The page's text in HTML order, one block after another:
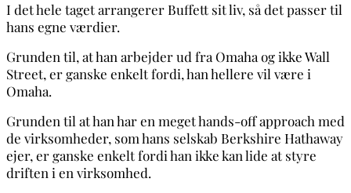
I det hele taget arrangerer Buffett sit liv, så det passer til
hans egne værdier.
Grunden til, at han arbejder ud fra Omaha og ikke Wall
Street, er ganske enkelt fordi, han hellere vil være i
Omaha.
Grunden til at han har en meget hands-off approach med
de virksomheder, som hans selskab Berkshire Hathaway
ejer, er ganske enkelt fordi han ikke kan lide at styre
driften i en virksomhed.